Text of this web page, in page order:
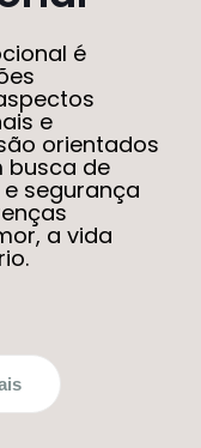
é
e
orientados
busca de
segurança
a vida